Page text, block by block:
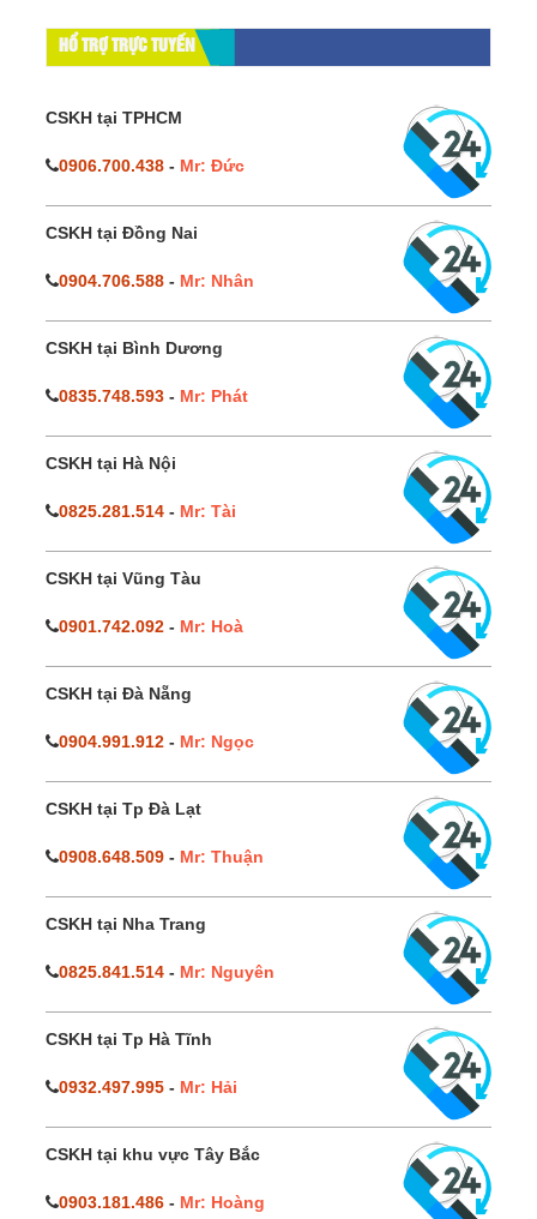
HỔ TRỢ TRỰC TUYẾN
CSKH tại TPHCM
0906.700.438 - Mr: Đức
CSKH tại Đồng Nai
0904.706.588 - Mr: Nhân
CSKH tại Bình Dương
0835.748.593 - Mr: Phát
CSKH tại Hà Nội
0825.281.514 - Mr: Tài
CSKH tại Vũng Tàu
0901.742.092 - Mr: Hoà
CSKH tại Đà Nẵng
0904.991.912 - Mr: Ngọc
CSKH tại Tp Đà Lạt
0908.648.509 - Mr: Thuận
CSKH tại Nha Trang
0825.841.514 - Mr: Nguyên
CSKH tại Tp Hà Tĩnh
0932.497.995 - Mr: Hải
CSKH tại khu vực Tây Bắc
0903.181.486 - Mr: Hoàng